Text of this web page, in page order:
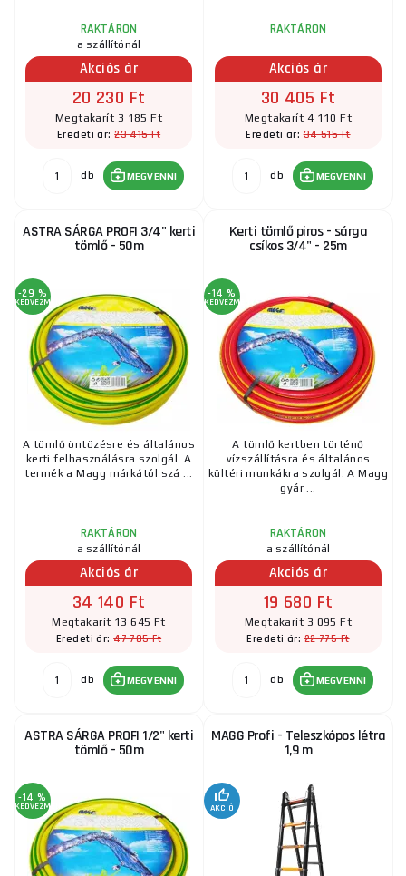
RAKTÁRON
a szállítónál
Akciós ár
20 230 Ft
Megtakarít 3 185 Ft
Eredeti ár:23 415 Ft
db MEGVENNI
RAKTÁRON
Akciós ár
30 405 Ft
Megtakarít 4 110 Ft
Eredeti ár:34 515 Ft
db MEGVENNI
ASTRA SÁRGA PROFI 3/4" kerti
tömlő - 50m
-29 %
KEDVEZMÉNY
A tömlő öntözésre és általános
kerti felhasználásra szolgál. A
termék a Magg márkától szá ...
RAKTÁRON
a szállítónál
Akciós ár
34 140 Ft
Megtakarít 13 645 Ft
Eredeti ár:47 785 Ft
db MEGVENNI
Kerti tömlő piros - sárga
csíkos 3/4" - 25m
-14 %
KEDVEZMÉNY
A tömlő kertben történő
vízszállításra és általános
kültéri munkákra szolgál. A Magg
gyár ...
RAKTÁRON
a szállítónál
Akciós ár
19 680 Ft
Megtakarít 3 095 Ft
Eredeti ár:22 775 Ft
db MEGVENNI
ASTRA SÁRGA PROFI 1/2" kerti
tömlő - 50m
-14 %
KEDVEZMÉNY
MAGG Profi - Teleszkópos létra
1,9 m
AKCIÓ